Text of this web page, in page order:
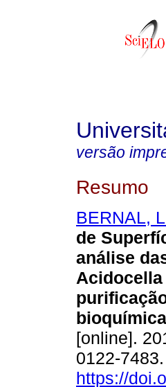
versão
Resumo
BERNAL,
de
análise
Acidocella
[online].
0122-7483.
https://